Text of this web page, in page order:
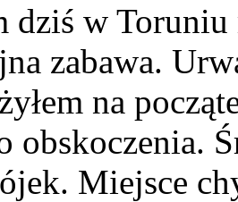
dziś w
zabawa.
na
obskoczenia.
Miejsce